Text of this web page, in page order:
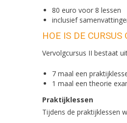
80 euro voor 8 lessen
inclusief
HOE IS DE CURSUS
Vervolgcursus II bestaat
7 maal een
1 maal een theorie
Praktijklessen
Tijdens de praktijklessen